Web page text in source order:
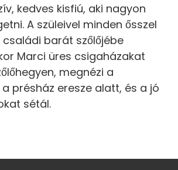
kedves kisfiú, aki nagyon
A szüleivel minden ősszel
családi barát szőlőjébe
Marci üres csigaházakat
megnézi a
présház eresze alatt, és a jó
sétál.